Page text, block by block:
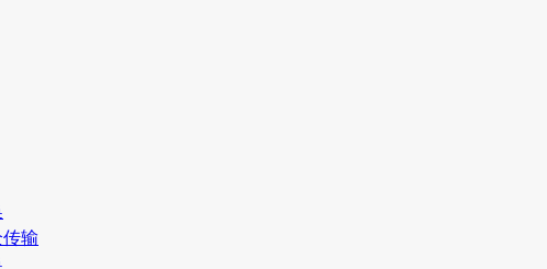
输